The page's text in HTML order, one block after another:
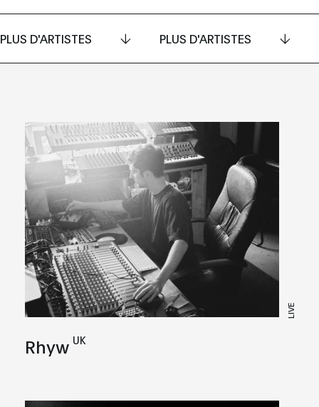
PLUS D'ARTISTES PLUS D'ARTISTES
LIVE
Rhyw UK